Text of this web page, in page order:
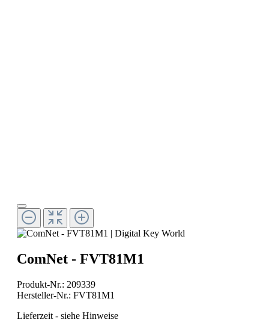
ComNet - FVT81M1
Produkt-Nr.: 209339
Hersteller-Nr.: FVT81M1
Lieferzeit - siehe Hinweise